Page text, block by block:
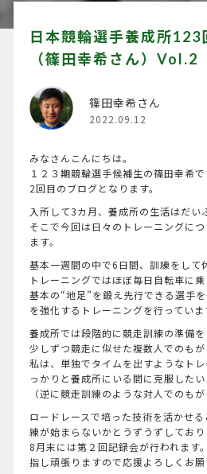
日本競輪選手養成所123
（篠田幸希さん）Vol.2
篠田幸希さん
2022.09.12
みなさんこんにちは。
１２３期競輪選手候補生の篠田幸希で
2回目のブログとなります。
入所して3カ月、養成所の生活はだい
そこで今回は日々のトレーニングに
ます。
基本一週間の中で6日間、訓練をして
トレーニングではほぼ毎日自転車に
基本の“地足”を鍛え先行できる選手
を強化するトレーニングを行っていま
養成所では段階的に競走訓練の準備
少しずつ競走に似せた複数人でのもが
私は、単独でタイムを出すようなト
っかりと養成所にいる間に克服したい
（逆に競走訓練のような対人でのも
ロードレースで培った技術を活かせ
練が始まらないかとうずうずしており
8月末には第２回記録会が行われます
指し頑張りますので応援よろしくお願